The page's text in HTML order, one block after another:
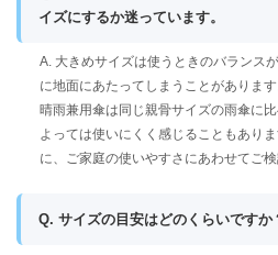
イズにするか迷っています。
A. 大きめサイズは使うときのバランス
に地面にあたってしまうことがありま
晴雨兼用傘は同じ親骨サイズの雨傘に
よっては使いにくく感じることもあり
に、ご家庭の使いやすさにあわせてご検
Q. サイズの目安はどのくらいですか